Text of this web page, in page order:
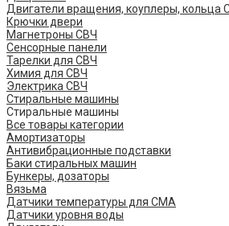
Двигатели вращения, коуплеры, кольца
Крючки двери
Магнетроны СВЧ
Сенсорные панели
Тарелки для СВЧ
Химия для СВЧ
Электрика СВЧ
Стиральные машины
Стиральные машины
Все товары категории
Амортизаторы
Антивибрационные подставки
Баки стиральных машин
Бункеры, дозаторы
Вязьма
Датчики температуры для СМА
Датчики уровня воды